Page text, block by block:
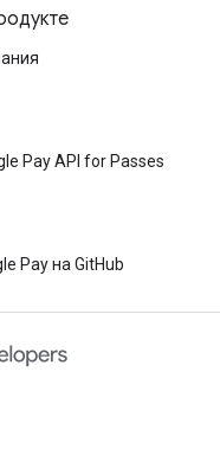
Pay API for Passes
Pay на GitHub